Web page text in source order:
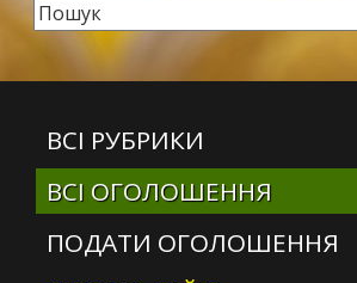
ВСІ РУБРИКИ
ВСІ ОГОЛОШЕННЯ
ПОДАТИ ОГОЛОШЕННЯ